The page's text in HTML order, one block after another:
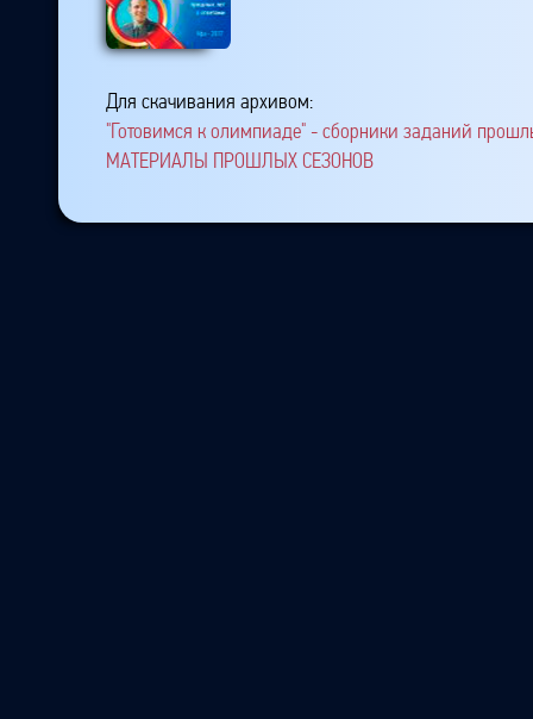
Для скачивания архивом:
"Готовимся к олимпиаде" - сборники заданий
МАТЕРИАЛЫ ПРОШЛЫХ СЕЗОНОВ